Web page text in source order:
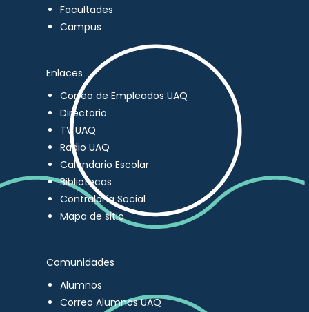
Facultades
Campus
Enlaces
Correo de Empleados UAQ
Directorio
TV UAQ
Radio UAQ
Calendario Escolar
Bibliotecas
Contraloría Social
Mapa de sitio
Comunidades
Alumnos
Correo Alumnos UAQ